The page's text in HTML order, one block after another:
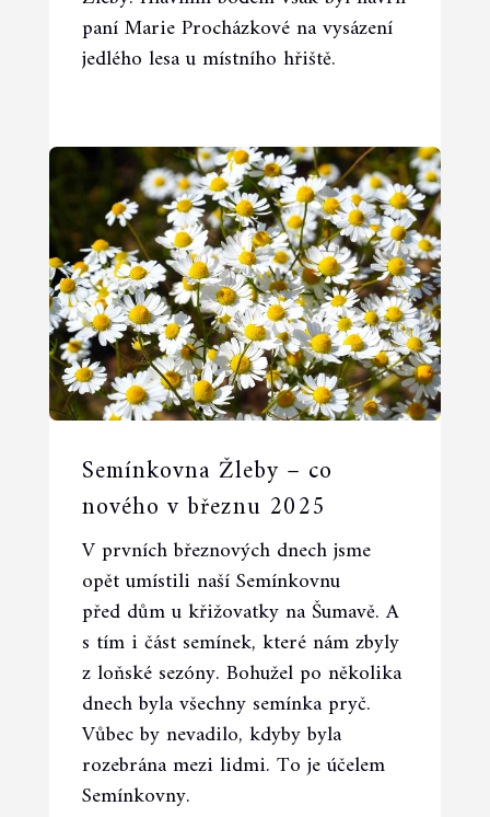
paní Marie Procházkové na vysázení
jedlého lesa u místního hřiště.
Semínkovna Žleby – co
nového v březnu 2025
V prvních březnových dnech jsme
opět umístili naší Semínkovnu
před dům u křižovatky na Šumavě. A
s tím i část semínek, které nám zbyly
z loňské sezóny. Bohužel po několika
dnech byla všechny semínka pryč.
Vůbec by nevadilo, kdyby byla
rozebrána mezi lidmi. To je účelem
Semínkovny.